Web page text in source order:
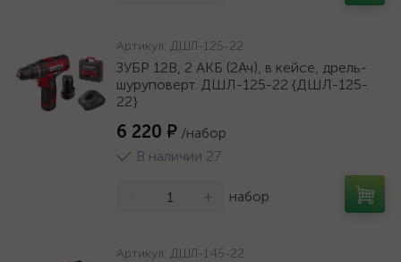
Артикул: ДШЛ-125-22
ЗУБР 12В, 2 АКБ (2Ач), в кейсе, дрель-
шуруповерт. ДШЛ-125-22 {ДШЛ-125-
22}
6 220 ₽ /набор
В наличии 27
+ набор
Артикул: ДШЛ-145-22